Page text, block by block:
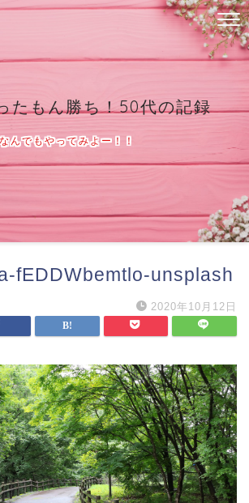
たもん勝ち！50代の記録
なんでもやってみよー！！
fEDDWbemtlo-unsplash
2020年10月12日